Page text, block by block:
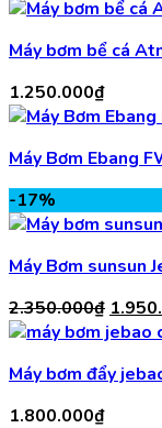
Máy bơm bể cá
1.250.000₫
Máy Bơm Ebang
-17%
Máy Bơm sunsun
2.350.000₫ Giá
gốc
Máy bơm đẩy
1.800.000₫